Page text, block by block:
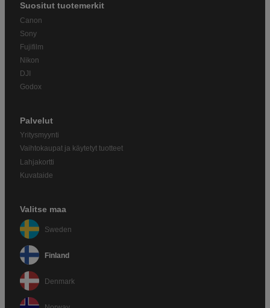
Suositut tuotemerkit
Canon
Sony
Fujifilm
Nikon
DJI
Godox
Palvelut
Yritysmyynti
Vaihtokaupat ja käytetyt tuotteet
Lahjakortti
Kuvataide
Valitse maa
Sweden
Finland
Denmark